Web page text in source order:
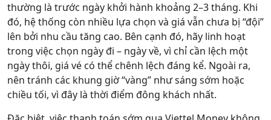
thường là trước ngày khởi hành khoảng 2–3 tháng. Khi
đó, hệ thống còn nhiều lựa chọn và giá vẫn chưa bị “đội”
lên bởi nhu cầu tăng cao. Bên cạnh đó, hãy linh hoạt
trong việc chọn ngày đi – ngày về, vì chỉ cần lệch một
ngày thôi, giá vé có thể chênh lệch đáng kể. Ngoài ra,
nên tránh các khung giờ “vàng” như sáng sớm hoặc
chiều tối, vì đây là thời điểm đông khách nhất.